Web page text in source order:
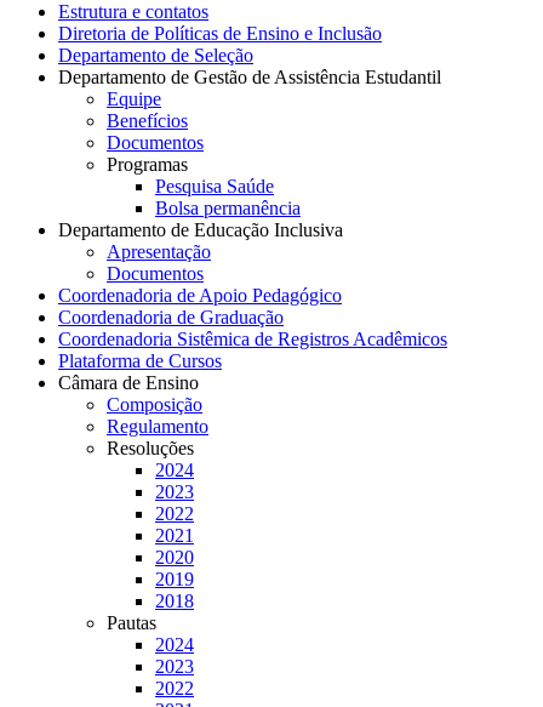
Estrutura e contatos
Diretoria de Políticas de Ensino e Inclusão
Departamento de Seleção
Departamento de Gestão de Assistência Estudantil
Equipe
Benefícios
Documentos
Programas
Pesquisa Saúde
Bolsa permanência
Departamento de Educação Inclusiva
Apresentação
Documentos
Coordenadoria de Apoio Pedagógico
Coordenadoria de Graduação
Coordenadoria Sistêmica de Registros Acadêmicos
Plataforma de Cursos
Câmara de Ensino
Composição
Regulamento
Resoluções
2024
2023
2022
2021
2020
2019
2018
Pautas
2024
2023
2022